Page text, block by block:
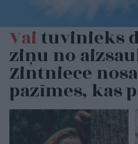
Vaituvinieks
ziņu no
Zintniece
pazīmes, kas